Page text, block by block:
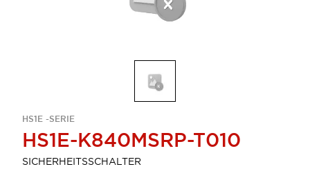
HS1E -SERIE
HS1E-K840MSRP-T010
SICHERHEITSSCHALTER